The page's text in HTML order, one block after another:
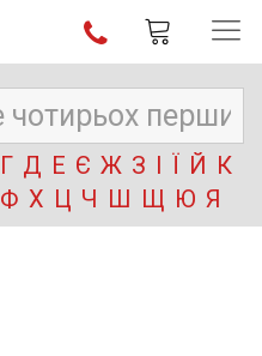
Г Д Е Є Ж З І Ї Й К
Ф Х Ц Ч Ш Щ Ю Я